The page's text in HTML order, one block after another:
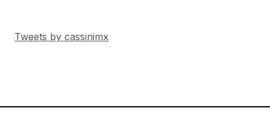
Tweets by cassinimx